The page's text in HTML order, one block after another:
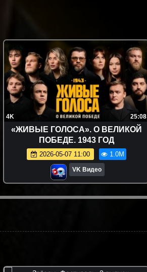
4K 25:08
«ЖИВЫЕ ГОЛОСА». О ВЕЛИКОЙ
ПОБЕДЕ. 1943 ГОД
2026-05-07 11:00 1.0M
VK Видео